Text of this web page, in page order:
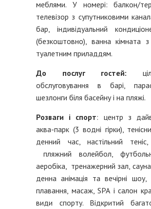
меблями. У номері: балкон/
телевізор з супутниковими
бар, індивідуальний
(безкоштовно), ванна кімната
туалетним приладдям.
До послуг гостей:
обслуговування в барі,
шезлонги біля басейну і на пляжі.
Розваги і спорт: центр з
аква-парк (3 водні гірки),
денний час, настільний теніс,
пляжний волейбол,
аеробіка, тренажерний зал,
денна анімація та вечірні шоу,
плавання, масаж, SРА і салон
види спорту. Відкритий